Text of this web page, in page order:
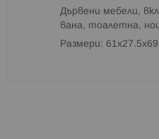
Дървени мебели,
вана, тоалетна,
Размери: